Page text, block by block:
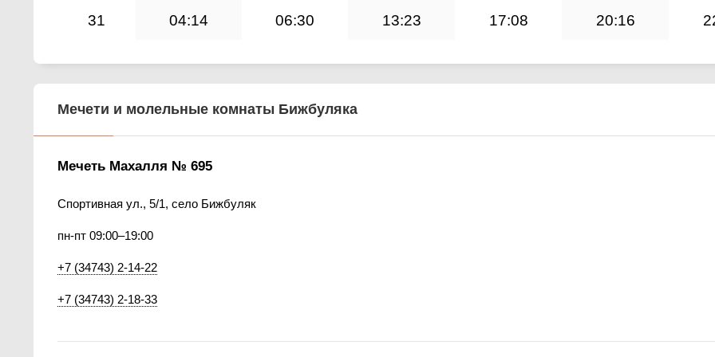
31 04:14 06:30 13:23 17:08 20:16
Мечети и молельные комнаты Бижбуляка
Мечеть Махалля № 695
Спортивная ул., 5/1, село Бижбуляк
пн-пт 09:00–19:00
+7 (34743) 2-14-22
+7 (34743) 2-18-33